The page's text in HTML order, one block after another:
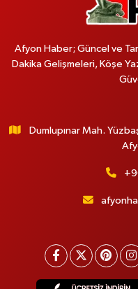
Afyon Haber; Güncel ve
Dakika Gelişmeleri, Köşe
Dumlupınar Mah.